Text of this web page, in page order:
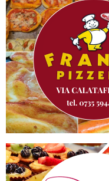
2021